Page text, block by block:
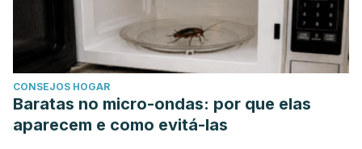
CONSEJOS HOGAR
Baratas no micro-ondas: por que elas
aparecem e como evitá-las